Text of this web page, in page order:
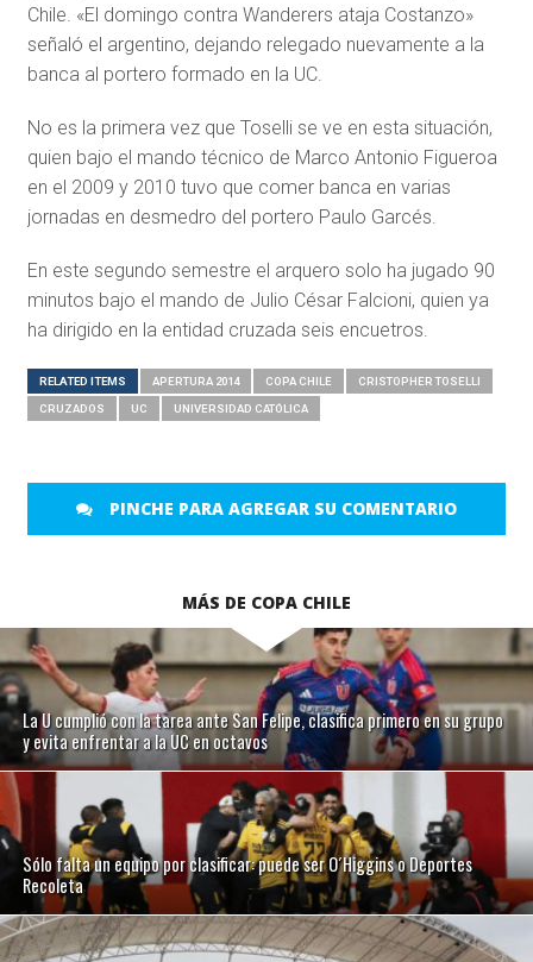
Chile. «El domingo contra Wanderers ataja Costanzo»
señaló el argentino, dejando relegado nuevamente a la
banca al portero formado en la UC.
No es la primera vez que Toselli se ve en esta situación,
quien bajo el mando técnico de Marco Antonio Figueroa
en el 2009 y 2010 tuvo que comer banca en varias
jornadas en desmedro del portero Paulo Garcés.
En este segundo semestre el arquero solo ha jugado 90
minutos bajo el mando de Julio César Falcioni, quien ya
ha dirigido en la entidad cruzada seis encuetros.
RELATED ITEMS APERTURA 2014 COPA CHILE CRISTOPHER TOSELLI
CRUZADOS UC UNIVERSIDAD CATÓLICA
PINCHE PARA AGREGAR SU COMENTARIO
MÁS DE COPA CHILE
La U cumplió con la tarea ante San Felipe, clasifica primero en su grupo
y evita enfrentar a la UC en octavos
Sólo falta un equipo por clasificar: puede ser O´Higgins o Deportes
Recoleta